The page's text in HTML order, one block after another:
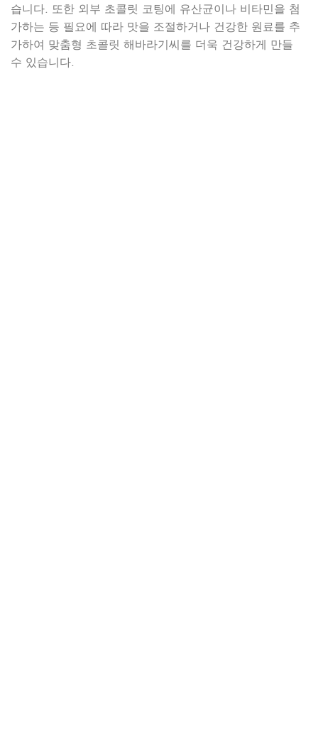
습니다. 또한 외부 초콜릿 코팅에 유산균이나 비타민을 첨
가하는 등 필요에 따라 맛을 조절하거나 건강한 원료를 추
가하여 맞춤형 초콜릿 해바라기씨를 더욱 건강하게 만들
수 있습니다.